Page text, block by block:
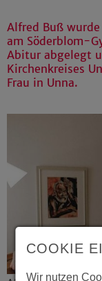
Alfred Buß
am Söderblom-
Abitur abgelegt
Kirchenkreises
Frau in Unna.
COOKIE
Wir nutzen